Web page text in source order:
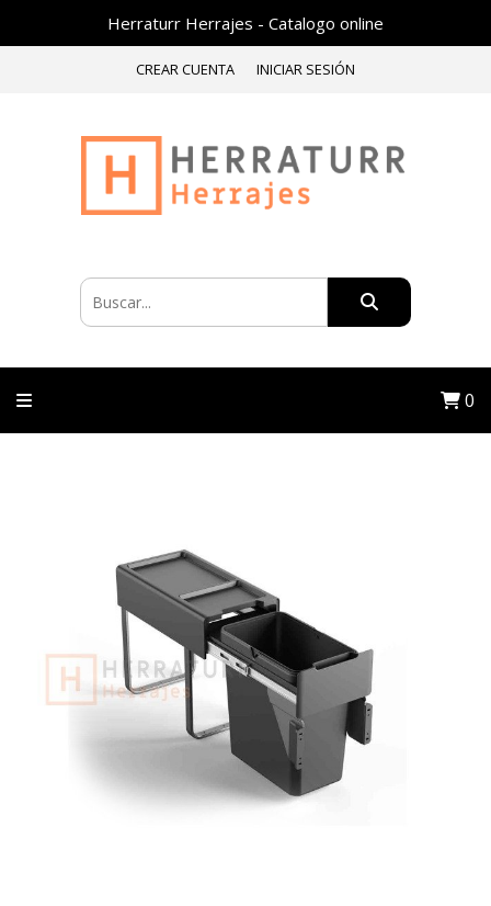
Herraturr Herrajes - Catalogo online
CREAR CUENTA INICIAR SESIÓN
0